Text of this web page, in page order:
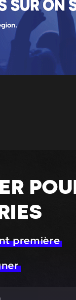
première